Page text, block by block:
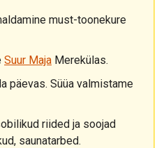
must-toonekure
Suur Maja Merekülas.
päevas. Süüa valmistame
riided ja soojad
saunatarbed.